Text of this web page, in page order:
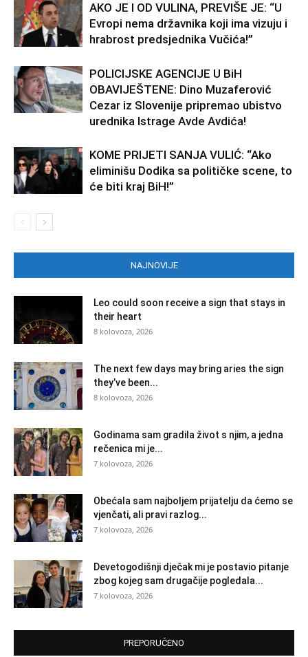
AKO JE I OD VULINA, PREVIŠE JE: “U
Evropi nema državnika koji ima vizuju i
hrabrost predsjednika Vučića!”
POLICIJSKE AGENCIJE U BiH
OBAVIJEŠTENE: Dino Muzaferović
Cezar iz Slovenije pripremao ubistvo
urednika Istrage Avde Avdića!
KOME PRIJETI SANJA VULIĆ: “Ako
eliminišu Dodika sa političke scene, to
će biti kraj BiH!”
NAJNOVIJE
Leo could soon receive a sign that stays in
their heart
8 kolovoza, 2026
The next few days may bring aries the sign
they’ve been...
8 kolovoza, 2026
Godinama sam gradila život s njim, a jedna
rečenica mi je...
7 kolovoza, 2026
Obećala sam najboljem prijatelju da ćemo se
vjenčati, ali pravi razlog...
7 kolovoza, 2026
Devetogodišnji dječak mi je postavio pitanje
zbog kojeg sam drugačije pogledala...
7 kolovoza, 2026
PREPORUČENO